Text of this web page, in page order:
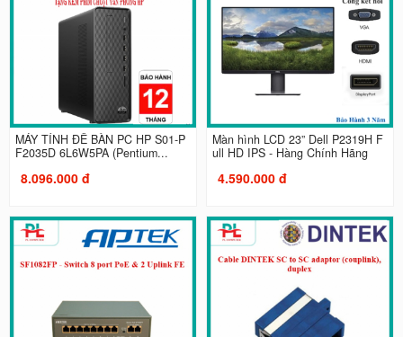
MÁY TÍNH ĐỂ BÀN PC HP S01-P
F2035D 6L6W5PA (Pentium...
8.096.000 đ
Màn hình LCD 23” Dell P2319H F
ull HD IPS - Hàng Chính Hãng
4.590.000 đ